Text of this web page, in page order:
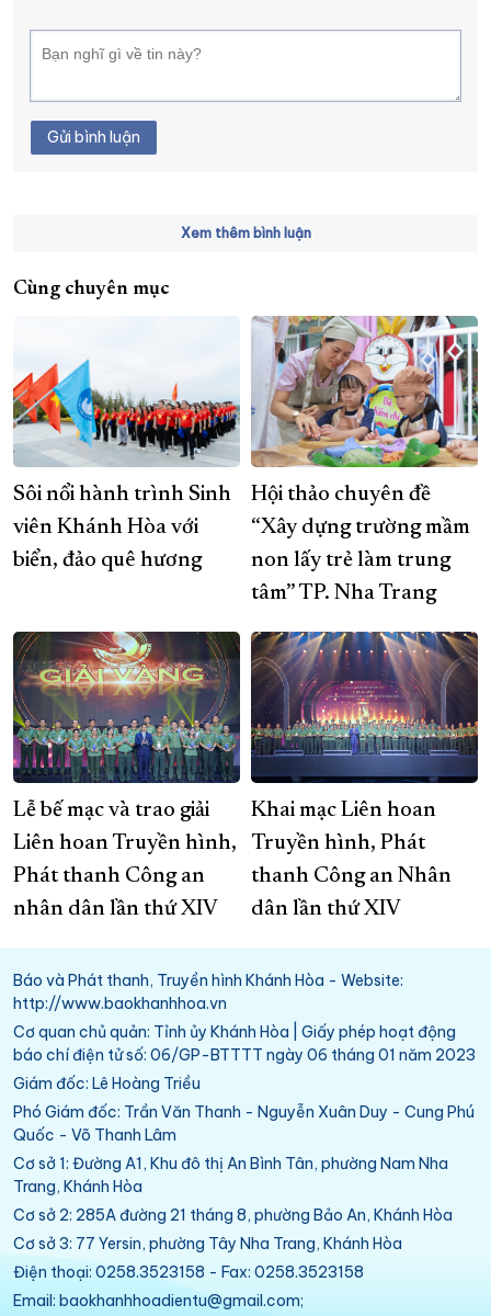
Gửi bình luận
Xem thêm bình luận
Cùng chuyên mục
Sôi nổi hành trình Sinh
viên Khánh Hòa với
biển, đảo quê hương
Hội thảo chuyên đề
“Xây dựng trường mầm
non lấy trẻ làm trung
tâm” TP. Nha Trang
Lễ bế mạc và trao giải
Liên hoan Truyền hình,
Phát thanh Công an
nhân dân lần thứ XIV
Khai mạc Liên hoan
Truyền hình, Phát
thanh Công an Nhân
dân lần thứ XIV
Báo và Phát thanh, Truyền hình Khánh Hòa - Website:
http://www.baokhanhhoa.vn
Cơ quan chủ quản: Tỉnh ủy Khánh Hòa | Giấy phép hoạt động
báo chí điện tử số: 06/GP-BTTTT ngày 06 tháng 01 năm 2023
Giám đốc: Lê Hoàng Triều
Phó Giám đốc: Trần Văn Thanh - Nguyễn Xuân Duy - Cung Phú
Quốc - Võ Thanh Lâm
Cơ sở 1: Đường A1, Khu đô thị An Bình Tân, phường Nam Nha
Trang, Khánh Hòa
Cơ sở 2: 285A đường 21 tháng 8, phường Bảo An, Khánh Hòa
Cơ sở 3: 77 Yersin, phường Tây Nha Trang, Khánh Hòa
Điện thoại: 0258.3523158 - Fax: 0258.3523158
Email: baokhanhhoadientu@gmail.com;